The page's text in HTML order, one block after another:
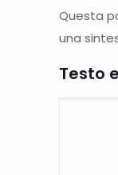
Questa
una
Testo